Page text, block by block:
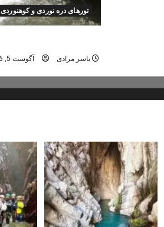
تورهای دره نوردی و کوهنوردی
یاسر مرادی آگوست 5, 2026